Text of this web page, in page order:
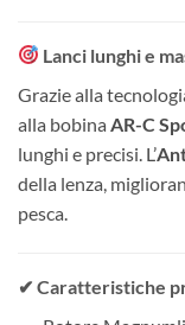
Lanci lunghi e
Grazie alla
alla bobina AR-C
lunghi e precisi. L’
della lenza,
pesca.
✔ Caratteristiche